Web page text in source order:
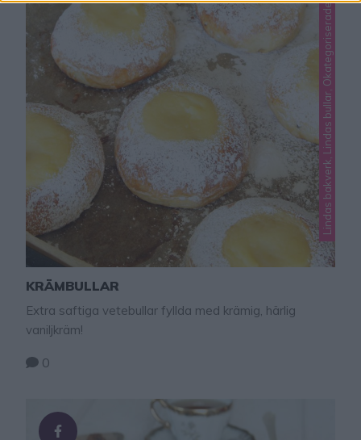
Lindas bakverk, Lindas bullar, Okategoriserade
KRÄMBULLAR
Extra saftiga vetebullar fyllda med krämig, härlig
vaniljkräm!
0